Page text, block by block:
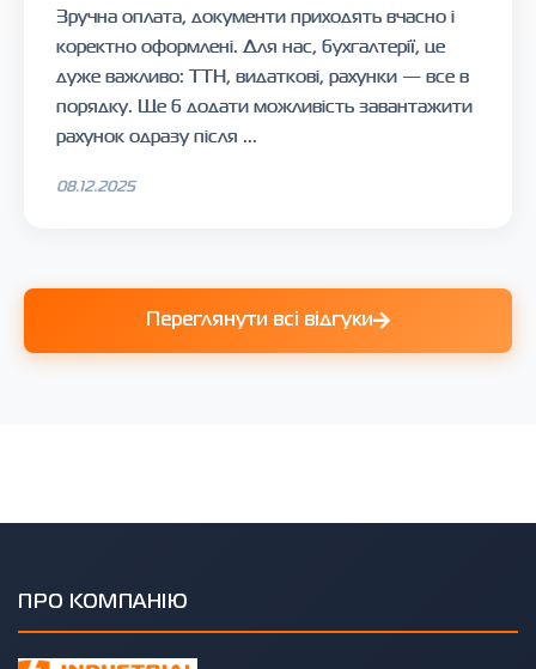
Зручна оплата, документи приходять вчасно і
коректно оформлені. Для нас, бухгалтерії, це
дуже важливо: ТТН, видаткові, рахунки — все в
порядку. Ще б додати можливість завантажити
рахунок одразу після ...
08.12.2025
Переглянути всі відгуки
ПРО КОМПАНІЮ